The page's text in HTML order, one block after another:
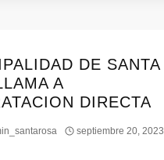
DE SANTA
A
DIRECTA
septiembre 20, 2023